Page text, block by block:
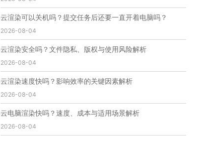
云渲染技术
云渲染原理 云渲染插件
云渲染软件
云渲染引擎
云渲染主机
云渲染软件厂家
免费云渲染
云渲染网站
云渲染收费 云渲染厂家
云渲染厂商
瑞云渲染大赛
3d渲染大赛
CG动画渲染大赛
瑞云渲染大赛报名页
瑞云渲染大赛奖项
瑞云渲染大赛历届大赛回顾
云渲染电脑
云渲染配置 云主机渲染
视频云渲染
实时渲染云
云渲染可以关机吗？提交任务后还要一直开着电脑吗？
2026-08-04
云渲染安全吗？文件隐私、版权与使用风险解析
2026-08-04
云渲染速度快吗？影响效率的关键因素解析
2026-08-04
云电脑渲染快吗？速度、成本与适用场景解析
2026-08-04